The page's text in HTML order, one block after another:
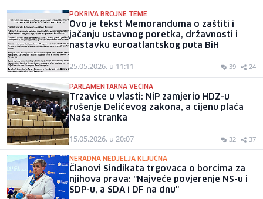
POKRIVA BROJNE TEME
Ovo je tekst Memoranduma o zaštiti i
jačanju ustavnog poretka, državnosti i
nastavku euroatlantskog puta BiH
25.05.2026. u 11:11 39 24
PARLAMENTARNA VEĆINA
Trzavice u vlasti: NiP zamjerio HDZ-u
rušenje Delićevog zakona, a cijenu plaća
Naša stranka
15.05.2026. u 20:07 32 37
NERADNA NEDJELJA KLJUČNA
Članovi Sindikata trgovaca o borcima za
njihova prava: "Najveće povjerenje NS-u i
SDP-u, a SDA i DF na dnu"